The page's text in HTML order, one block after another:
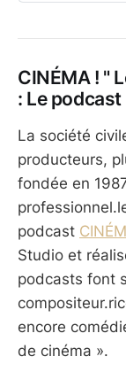
CINÉMA ! "
: Le podcast
La société
producteurs,
fondée en
podcast
Studio et
podcasts font
encore
de cinéma ».